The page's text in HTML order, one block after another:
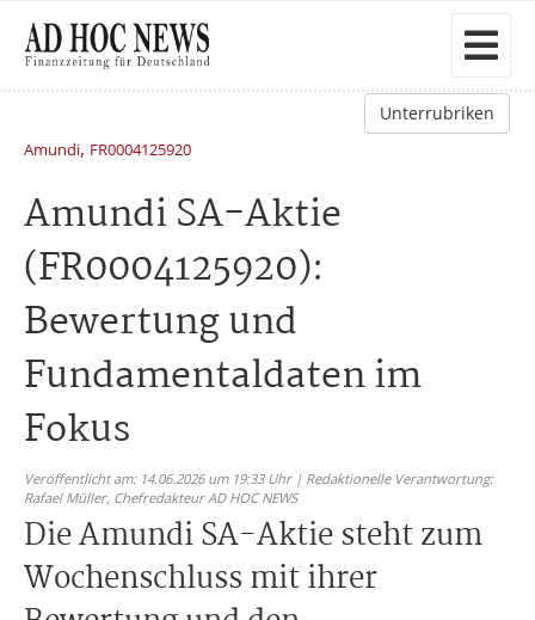
Unterrubriken
Amundi, FR0004125920
Amundi SA-Aktie
(FR0004125920):
Bewertung und
Fundamentaldaten im
Fokus
Veröffentlicht am: 14.06.2026 um 19:33 Uhr | Redaktionelle Verantwortung:
Rafael Müller, Chefredakteur AD HOC NEWS
Die Amundi SA-Aktie steht zum
Wochenschluss mit ihrer